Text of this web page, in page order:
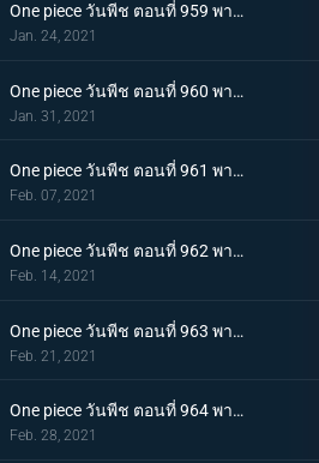
One piece วันพีช ตอนที่ 959 พากย์ไทย ท่าเรือที่นัดพบ! วะโนะคุนิองก์ 3 เริ่มแล้ว!
Jan. 24, 2021
One piece วันพีช ตอนที่ 960 พากย์ไทย ซามูไรอันดับหนึ่งของวะโนะคุนิ! โคสึกิ โอเด้ง มาแล้ว
Jan. 31, 2021
One piece วันพีช ตอนที่ 961 พากย์ไทย สาบานเป็นศิษย์ทั้งน้ำตา โอเด้งกับคินเอม่อน
Feb. 07, 2021
One piece วันพีช ตอนที่ 962 พากย์ไทย ชะตาชีวิตที่เปลี่ยนแปลง กลุ่มโจรสลัดหนวดขาวเกยตื้น!!
Feb. 14, 2021
One piece วันพีช ตอนที่ 963 พากย์ไทย ความมุ่งมั่นของโอเด้ง! การทดสอบของหนวดขาว!
Feb. 21, 2021
One piece วันพีช ตอนที่ 964 พากย์ไทย น้องชายของหนวดขาว! การผจญภัยของโอเด้ง!
Feb. 28, 2021